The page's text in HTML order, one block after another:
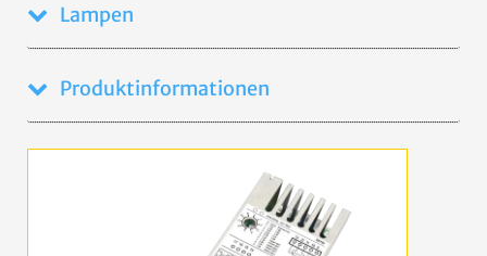
Lampen
Produktinformationen